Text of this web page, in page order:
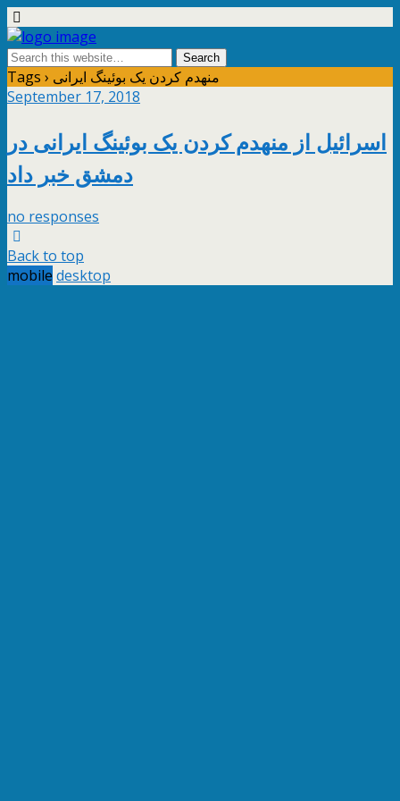
Tags › منهدم کردن یک بوئینگ ایرانی
September 17, 2018
اسرائیل از منهدم کردن یک بوئینگ ایرانی در
دمشق خبر داد
no responses
Back to top
mobile desktop